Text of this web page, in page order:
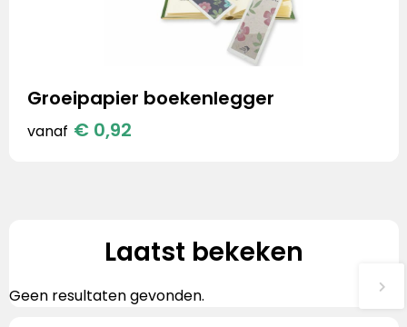
Groeipapier boekenlegger
vanaf € 0,92
Laatst bekeken
Geen resultaten gevonden.